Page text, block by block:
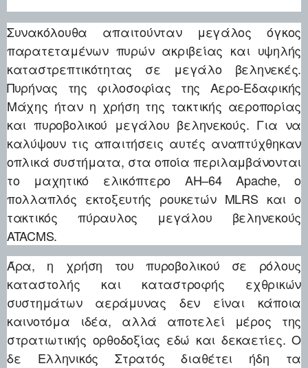
Συνακόλουθα απαιτούνταν μεγάλος όγκος
παρατεταμένων πυρών ακριβείας και υψηλής
καταστρεπτικότητας σε μεγάλο βεληνεκές.
Πυρήνας της φιλοσοφίας της Αερο-Εδαφικής
Μάχης ήταν η χρήση της τακτικής αεροπορίας
και πυροβολικού μεγάλου βεληνεκούς. Για να
καλύψουν τις απαιτήσεις αυτές αναπτύχθηκαν
οπλικά συστήματα, στα οποία περιλαμβάνονται
το μαχητικό ελικόπτερο AH–64 Apache, ο
πολλαπλός εκτοξευτής ρουκετών MLRS και ο
τακτικός πύραυλος μεγάλου βεληνεκούς
ATACMS.
Άρα, η χρήση του πυροβολικού σε ρόλους
καταστολής και καταστροφής εχθρικών
συστημάτων αεράμυνας δεν είναι κάποια
καινοτόμα ιδέα, αλλά αποτελεί μέρος της
στρατιωτικής ορθοδοξίας εδώ και δεκαετίες. Ο
δε Ελληνικός Στρατός διαθέτει ήδη τα